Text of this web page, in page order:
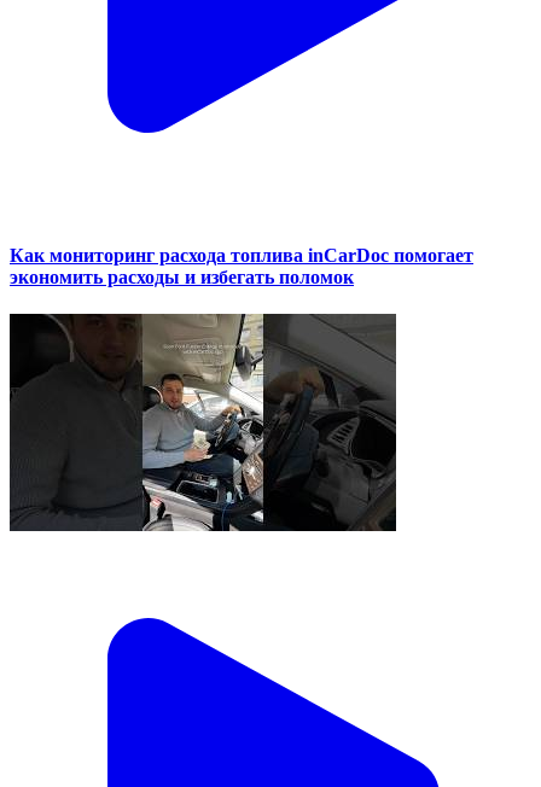
Как мониторинг расхода топлива inCarDoc помогает
экономить расходы и избегать поломок